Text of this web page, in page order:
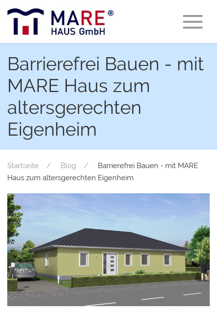
Barrierefrei Bauen - mit
MARE Haus zum
altersgerechten
Eigenheim
Startseite Blog
Barrierefrei Bauen - mit MARE
Haus zum altersgerechten Eigenheim